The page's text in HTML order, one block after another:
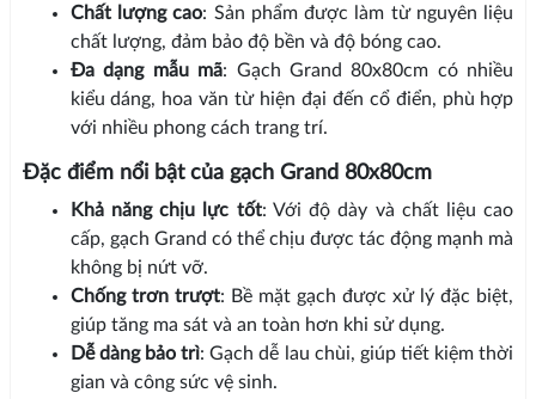
Chất lượng cao: Sản phẩm được làm từ nguyên liệu
chất lượng, đảm bảo độ bền và độ bóng cao.
Đa dạng mẫu mã: Gạch Grand 80x80cm có nhiều
kiểu dáng, hoa văn từ hiện đại đến cổ điển, phù hợp
với nhiều phong cách trang trí.
Đặc điểm nổi bật của gạch Grand 80x80cm
Khả năng chịu lực tốt: Với độ dày và chất liệu cao
cấp, gạch Grand có thể chịu được tác động mạnh mà
không bị nứt vỡ.
Chống trơn trượt: Bề mặt gạch được xử lý đặc biệt,
giúp tăng ma sát và an toàn hơn khi sử dụng.
Dễ dàng bảo trì: Gạch dễ lau chùi, giúp tiết kiệm thời
gian và công sức vệ sinh.